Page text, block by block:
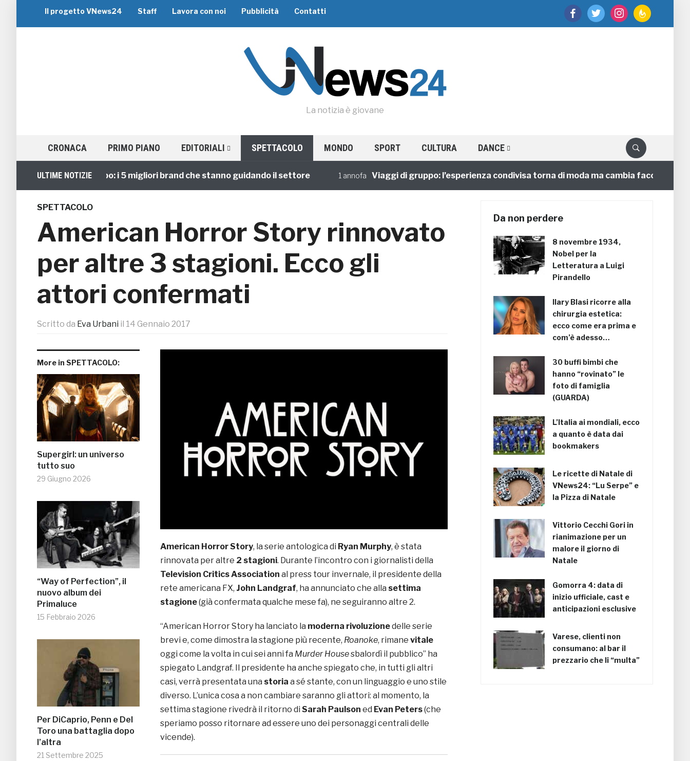
facebooktwitter instagramfeedburner
Il progetto VNews24 Staff Lavora con noi Pubblicità Contatti
La notizia è giovane
CRONACA PRIMO PIANO EDITORIALI SPETTACOLO MONDO SPORT CULTURA DANCE
ULTIME NOTIZIE
Viaggi di Gruppo: i 5 migliori brand che stanno guidando il settore 1 annofa Viaggi di gruppo: l’esperienza condivisa torna di moda ma cambia faccia
SPETTACOLO
American Horror Story rinnovato
per altre 3 stagioni. Ecco gli
attori confermati
Scritto da Eva Urbani il 14 Gennaio 2017
More in SPETTACOLO:
Supergirl: un universo
tutto suo
29 Giugno 2026
“Way of Perfection”, il
nuovo album dei
Primaluce
15 Febbraio 2026
Per DiCaprio, Penn e Del
Toro una battaglia dopo
l’altra
21 Settembre 2025
American Horror Story, la serie antologica di Ryan Murphy, è stata
rinnovata per altre 2 stagioni. Durante l’incontro con i giornalisti della
Television Critics Association al press tour invernale, il presidente della
rete americana FX, John Landgraf, ha annunciato che alla settima
stagione(già confermata qualche mese fa), ne seguiranno altre 2.
“American Horror Story ha lanciato la moderna rivoluzionedelle serie
brevi e, come dimostra la stagione più recente, Roanoke, rimane vitale
oggi come la volta in cui sei anni fa Murder Housesbalordì il pubblico” ha
spiegato Landgraf. Il presidente ha anche spiegato che, in tutti gli altri
casi, verrà presentata una storia a sé stante, con un linguaggio e uno stile
diverso. L’unica cosa a non cambiare saranno gli attori: al momento, la
settima stagione rivedrà il ritorno di Sarah Paulson ed Evan Peters(che
speriamo posso ritornare ad essere uno dei personaggi centrali delle
vicende).
Da non perdere
8 novembre 1934,
Nobel per la
Letteratura a Luigi
Pirandello
Ilary Blasi ricorre alla
chirurgia estetica:
ecco come era prima e
com’è adesso…
30 buffi bimbi che
hanno “rovinato” le
foto di famiglia
(GUARDA)
L’Italia ai mondiali, ecco
a quanto è data dai
bookmakers
Le ricette di Natale di
VNews24: “Lu Serpe” e
la Pizza di Natale
Vittorio Cecchi Gori in
rianimazione per un
malore il giorno di
Natale
Gomorra 4: data di
inizio ufficiale, cast e
anticipazioni esclusive
Varese, clienti non
consumano: al bar il
prezzario che li “multa”